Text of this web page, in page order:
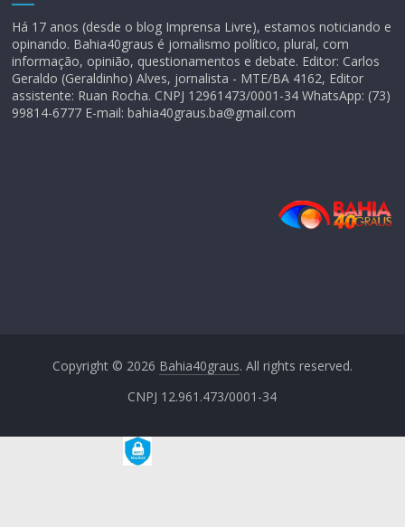
Há 17 anos (desde o blog Imprensa Livre), estamos noticiando e
opinando. Bahia40graus é jornalismo político, plural, com
informação, opinião, questionamentos e debate. Editor: Carlos
Geraldo (Geraldinho) Alves, jornalista - MTE/BA 4162, Editor
assistente: Ruan Rocha. CNPJ 12961473/0001-34 WhatsApp: (73)
99814-6777 E-mail: bahia40graus.ba@gmail.com
Copyright © 2026 Bahia40graus. All rights reserved.
CNPJ 12.961.473/0001-34